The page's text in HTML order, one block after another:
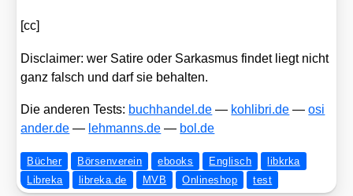
[cc]
Dis­clai­mer: wer Sati­re oder Sar­kas­mus fin­det liegt nicht
ganz falsch und darf sie behal­ten.
Die ande­ren Tests: buch​han​del​.de — koh​li​bri​.de —osi​
an​der​.de — leh​manns​.de — bol​.de
Bücher Börsenverein ebooks Englisch
libkrka
Libreka
libreka.de MVB Onlineshop test